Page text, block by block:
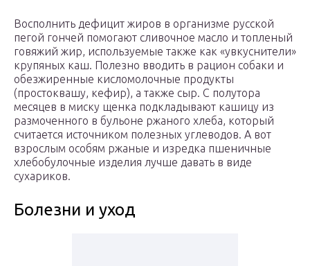
Восполнить дефицит жиров в организме русской
пегой гончей помогают сливочное масло и топленый
говяжий жир, используемые также как «увкуснители»
крупяных каш. Полезно вводить в рацион собаки и
обезжиренные кисломолочные продукты
(простоквашу, кефир), а также сыр. С полутора
месяцев в миску щенка подкладывают кашицу из
размоченного в бульоне ржаного хлеба, который
считается источником полезных углеводов. А вот
взрослым особям ржаные и изредка пшеничные
хлебобулочные изделия лучше давать в виде
сухариков.
Болезни и уход